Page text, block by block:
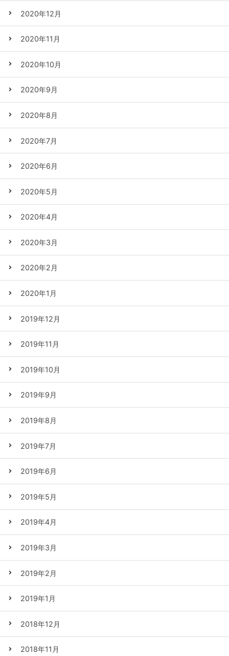
2020年12月
2020年11月
2020年10月
2020年9月
2020年8月
2020年7月
2020年6月
2020年5月
2020年4月
2020年3月
2020年2月
2020年1月
2019年12月
2019年11月
2019年10月
2019年9月
2019年8月
2019年7月
2019年6月
2019年5月
2019年4月
2019年3月
2019年2月
2019年1月
2018年12月
2018年11月